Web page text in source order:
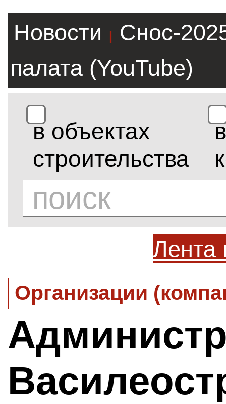
Новости |
Снос-
палата (YouTube)
в объектах
строительства
в
Лента
Организации